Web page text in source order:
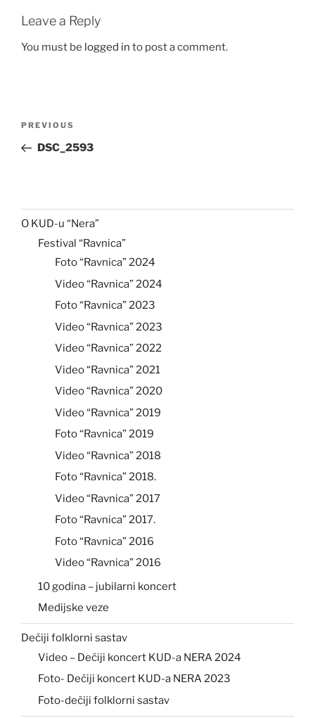
Leave a Reply
You must be logged in to post a comment.
Previous
Post
PREVIOUS
DSC_2593
O KUD-u “Nera”
Festival “Ravnica”
Foto “Ravnica” 2024
Video “Ravnica” 2024
Foto “Ravnica” 2023
Video “Ravnica” 2023
Video “Ravnica” 2022
Video “Ravnica” 2021
Video “Ravnica” 2020
Video “Ravnica” 2019
Foto “Ravnica” 2019
Video “Ravnica” 2018
Foto “Ravnica” 2018.
Video “Ravnica” 2017
Foto “Ravnica” 2017.
Foto “Ravnica” 2016
Video “Ravnica” 2016
10 godina – jubilarni koncert
Medijske veze
Dečiji folklorni sastav
Video – Dečiji koncert KUD-a NERA 2024
Foto- Dečiji koncert KUD-a NERA 2023
Foto-dečiji folklorni sastav